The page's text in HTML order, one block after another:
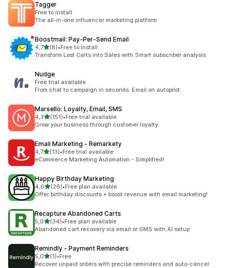
Tagger
Free to install
The all-in-one influencer marketing platform
Boostmail: Pay‑Per‑Send Email
4,7z 5 hvězd
(8)
Celkový počet recenzí: 8
•Free to install
Transform Lost Carts into Sales with Smart subscriber analysis
Nudge
Free trial available
From chat to campaign in seconds. Email on autopilot.
Marsello: Loyalty, Email, SMS
4,3z 5 hvězd
(151)
Celkový počet recenzí: 151
•Free trial available
Grow your business through customer loyalty.
Email Marketing ‑ Remarkety
4,7z 5 hvězd
(13)
Celkový počet recenzí: 13
•Free trial available
eCommerce Marketing Automation - Simplified!
Happy Birthday Marketing
4,6z 5 hvězd
(26)
Celkový počet recenzí: 26
•Free plan available
Offer birthday discounts + boost revenue with email marketing!
Recapture Abandoned Carts
5,0z 5 hvězd
(34)
Celkový počet recenzí: 34
•Free plan available
Abandoned cart recovery via email or SMS with AI setup
Remindly ‑ Payment Reminders
5,0z 5 hvězd
(1)
Celkový počet recenzí: 1
•Free
Recover unpaid orders with precise reminders and auto-cancel